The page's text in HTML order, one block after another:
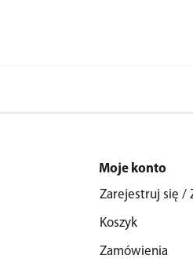
Moje konto
Zarejestruj się /
Koszyk
Zamówienia